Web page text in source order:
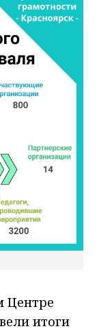
Центре
итоги